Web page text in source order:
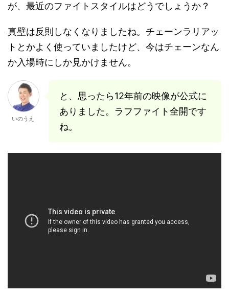
が、最近のファイトスタイルはどうでしょうか？
真壁は反則しなくなりましたね。チェーンラリアッ
トとかよく使っていましたけど、今はチェーンなん
か入場時にしか見かけません。
いのうえ
と、思ったら12年前の映像が公式に
ありました。ラフファイト全開です
ね。